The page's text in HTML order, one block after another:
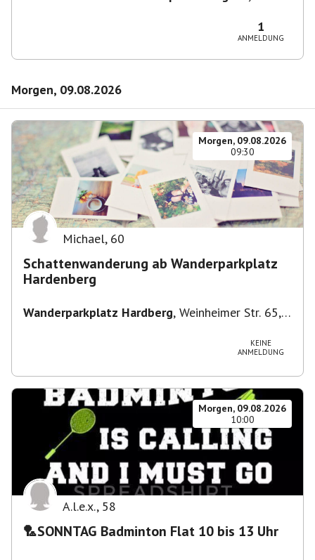
1
ANMELDUNG
Morgen, 09.08.2026
Morgen, 09.08.2026
09:30
Michael, 60
Schattenwanderung ab Wanderparkplatz
Hardenberg
Wanderparkplatz Hardberg, Weinheimer Str. 65,
KEINE
ANMELDUNG
Morgen, 09.08.2026
10:00
A.l.e.x., 58
🏸SONNTAG Badminton Flat 10 bis 13 Uhr